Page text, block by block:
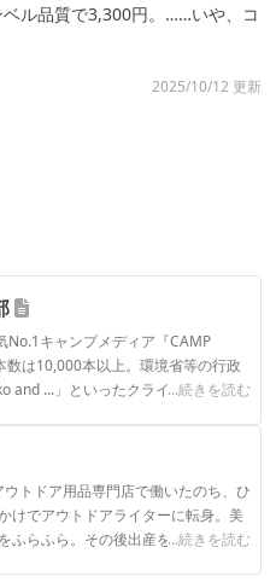
ル品質で3,300円。……いや、コ
2025/10/12 更新
No.1キャンプメディア『CAMP
数は10,000本以上。環境省等の行政
and ...」といったクライアントとの
...続きを読む
フィール
トドア用品専門店で働いたのち、ひ
けでアウトドアライターに転身。美
ふらふら。その後出産を機にデュオ
...続きを読む